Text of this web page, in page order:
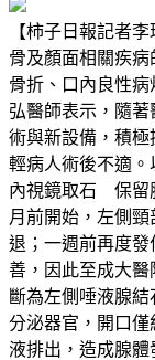
【柿子日報記者
骨及顏面相關疾
骨折、口內良性
弘醫師表示，隨
術與新設備，積
輕病人術後不適
內視鏡取石 保留
月前開始，左側
退；一週前再度
善，因此至成大
斷為左側唾液腺
分泌器官，開口
液排出，造成腺體